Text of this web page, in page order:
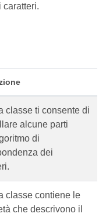
caratteri.
classe ti consente di
alcune parti
di
dei
classe contiene le
che descrivono il